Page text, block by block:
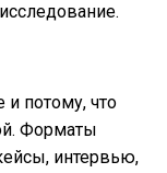
потому, что
Форматы
интервью,